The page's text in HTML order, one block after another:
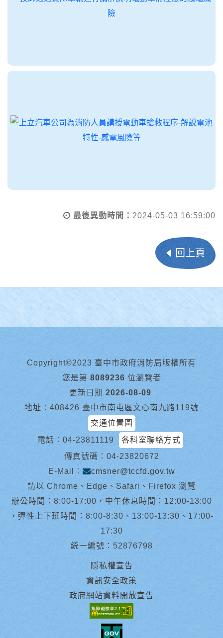
最後異動時間： 2024-05-03 16:59:00
回上頁
Copyright©2023 臺中市政府消防局版權所有
您是第 8089236 位瀏覽者
更新日期 2026-08-09
地址︰408426 臺中市南屯區文心南九路119號
交通位置圖
電話︰ 04-23811119
各科室聯絡方式
傳真號碼：04-23820672
E-Mail︰
cmsner@tccfd.gov.tw
請以 Chrome、Edge、Safari、Firefox 瀏覽
辦公時間：8:00-17:00，中午休息時間：12:00-13:00
，彈性上下班時間：8:00-8:30、13:00-13:30、17:00-
17:30
統一編號：52876798
隱私權宣告
資訊安全政策
政府網站資料開放宣告